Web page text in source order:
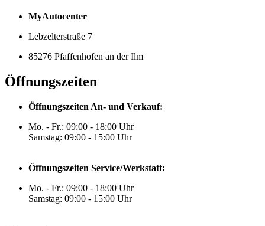
MyAutocenter
Lebzelterstraße 7
85276 Pfaffenhofen an der Ilm
Öffnungszeiten
Öffnungszeiten An- und Verkauf:
Mo. - Fr.: 09:00 - 18:00 Uhr
Samstag: 09:00 - 15:00 Uhr
Öffnungszeiten Service/Werkstatt:
Mo. - Fr.: 09:00 - 18:00 Uhr
Samstag: 09:00 - 15:00 Uhr